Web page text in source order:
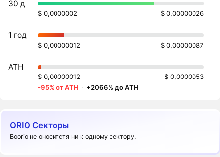
30 д
$ 0,0000002 $ 0,00000026
1 год
$ 0,00000012 $ 0,00000087
ATH
$ 0,00000012
$ 0,0000053
-95% от ATH · +2066% до ATH
ORIO Секторы
Boorio не оноситстя ни к одному сектору.